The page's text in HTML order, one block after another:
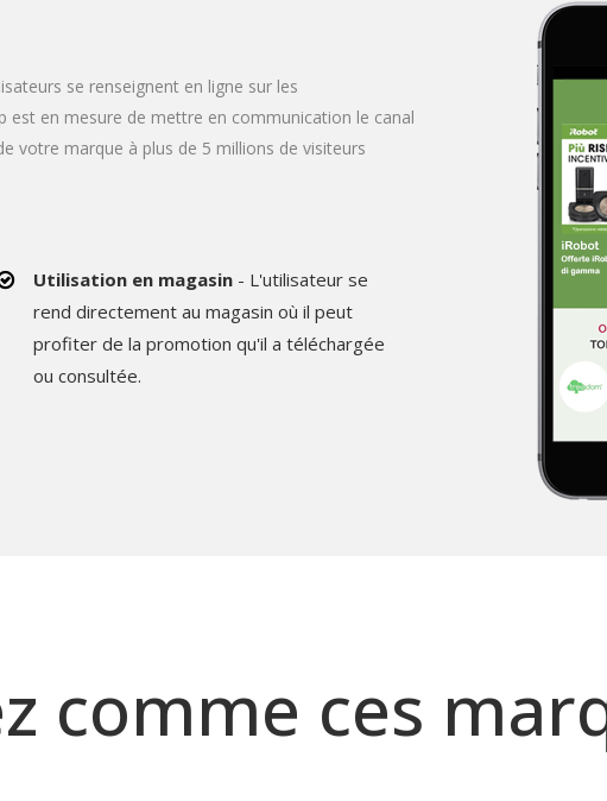
se renseignent en ligne sur les
est en mesure de mettre en communication le canal
votre marque à plus de 5 millions de visiteurs
Utilisation en magasin - L'utilisateur se
rend directement au magasin où il peut
profiter de la promotion qu'il a téléchargée
ou consultée.
comme ces